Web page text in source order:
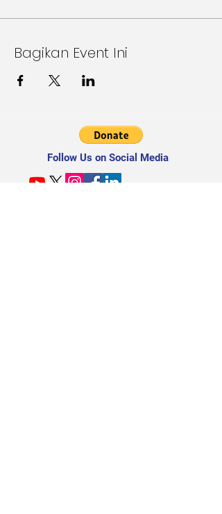
Bagikan Event Ini
Follow Us on Social Media